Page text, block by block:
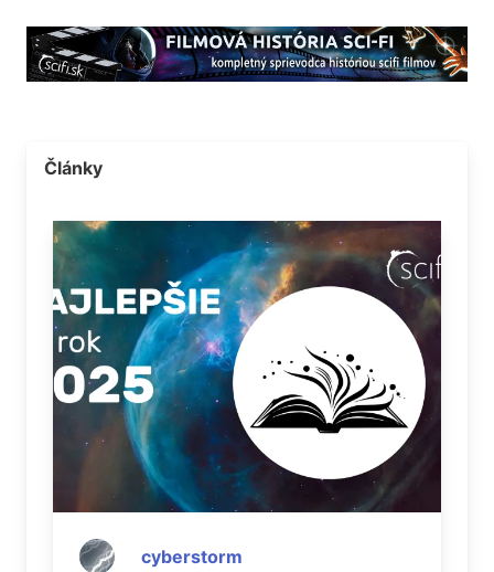
Články
cyberstorm